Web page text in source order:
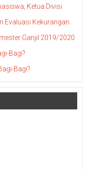
Ketua Divisi
Evaluasi Kekurangan
Ganjil 2019/2020
Bagi?
Bagi?